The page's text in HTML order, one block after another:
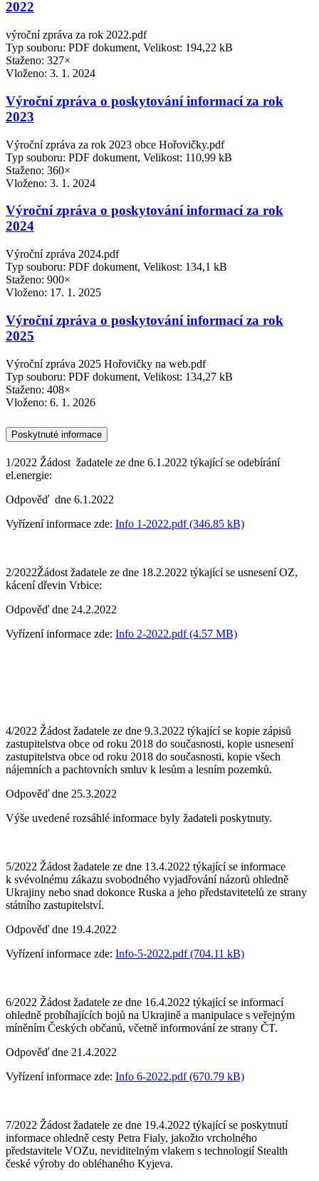
2022
výroční zpráva za rok 2022.pdf
Typ souboru: PDF dokument, Velikost: 194,22 kB
Staženo: 327×
Vloženo: 3. 1. 2024
Výroční zpráva o poskytování informací za rok
2023
Výroční zpráva za rok 2023 obce Hořovičky.pdf
Typ souboru: PDF dokument, Velikost: 110,99 kB
Staženo: 360×
Vloženo: 3. 1. 2024
Výroční zpráva o poskytování informací za rok
2024
Výroční zpráva 2024.pdf
Typ souboru: PDF dokument, Velikost: 134,1 kB
Staženo: 900×
Vloženo: 17. 1. 2025
Výroční zpráva o poskytování informací za rok
2025
Výroční zpráva 2025 Hořovičky na web.pdf
Typ souboru: PDF dokument, Velikost: 134,27 kB
Staženo: 408×
Vloženo: 6. 1. 2026
Poskytnuté informace
1/2022 Žádost žadatele ze dne 6.1.2022 týkající se odebírání
el.energie:
Odpověď dne 6.1.2022
Vyřízení informace zde: Info 1-2022.pdf (346.85 kB)
2/2022Žádost žadatele ze dne 18.2.2022 týkající se usnesení OZ,
kácení dřevin Vrbice:
Odpověď dne 24.2.2022
Vyřízení informace zde: Info 2-2022.pdf (4.57 MB)
4/2022 Žádost žadatele ze dne 9.3.2022 týkající se kopie zápisů
zastupitelstva obce od roku 2018 do současnosti, kopie usnesení
zastupitelstva obce od roku 2018 do současnosti, kopie všech
nájemních a pachtovních smluv k lesům a lesním pozemků.
Odpověď dne 25.3.2022
Výše uvedené rozsáhlé informace byly žadateli poskytnuty.
5/2022 Žádost žadatele ze dne 13.4.2022 týkající se informace
k svévolnému zákazu svobodného vyjadřování názorů ohledně
Ukrajiny nebo snad dokonce Ruska a jeho představitetelů ze strany
státního zastupitelství.
Odpověď dne 19.4.2022
Vyřízení informace zde: Info-5-2022.pdf (704.11 kB)
6/2022 Žádost žadatele ze dne 16.4.2022 týkající se informací
ohledně probíhajících bojů na Ukrajině a manipulace s veřejným
míněním Českých občanů, včetně informování ze strany ČT.
Odpověď dne 21.4.2022
Vyřízení informace zde: Info 6-2022.pdf (670.79 kB)
7/2022 Žádost žadatele ze dne 19.4.2022 týkající se poskytnutí
informace ohledně cesty Petra Fialy, jakožto vrcholného
představitele VOZu, neviditelným vlakem s technologií Stealth
české výroby do obléhaného Kyjeva.